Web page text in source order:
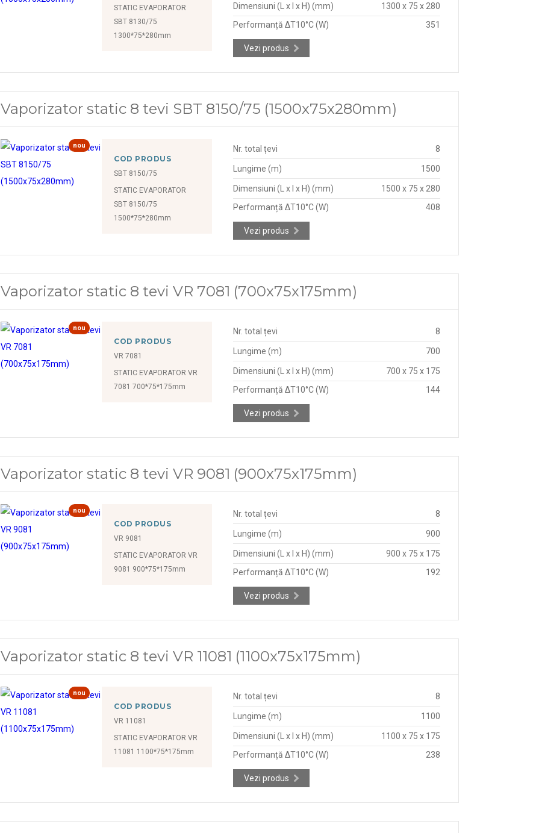
STATIC EVAPORATOR
SBT 8130/75
1300*75*280mm
Dimensiuni (L x l x H) (mm)
1300 x 75 x 280
Performanță ΔT10°C (W)
351
Vezi produs
Vaporizator static 8 tevi SBT 8150/75 (1500x75x280mm)
nou
COD PRODUS
SBT 8150/75
STATIC EVAPORATOR
SBT 8150/75
1500*75*280mm
Nr. total țevi 8
Lungime (m) 1500
Dimensiuni (L x l x H) (mm)
1500 x 75 x 280
Performanță ΔT10°C (W)
408
Vezi produs
Vaporizator static 8 tevi VR 7081 (700x75x175mm)
nou
COD PRODUS
VR 7081
STATIC EVAPORATOR VR
7081 700*75*175mm
Nr. total țevi 8
Lungime (m) 700
Dimensiuni (L x l x H) (mm)
700 x 75 x 175
Performanță ΔT10°C (W)
144
Vezi produs
Vaporizator static 8 tevi VR 9081 (900x75x175mm)
nou
COD PRODUS
VR 9081
STATIC EVAPORATOR VR
9081 900*75*175mm
Nr. total țevi 8
Lungime (m) 900
Dimensiuni (L x l x H) (mm)
900 x 75 x 175
Performanță ΔT10°C (W)
192
Vezi produs
Vaporizator static 8 tevi VR 11081 (1100x75x175mm)
nou
COD PRODUS
VR 11081
STATIC EVAPORATOR VR
11081 1100*75*175mm
Nr. total țevi 8
Lungime (m) 1100
Dimensiuni (L x l x H) (mm)
1100 x 75 x 175
Performanță ΔT10°C (W)
238
Vezi produs